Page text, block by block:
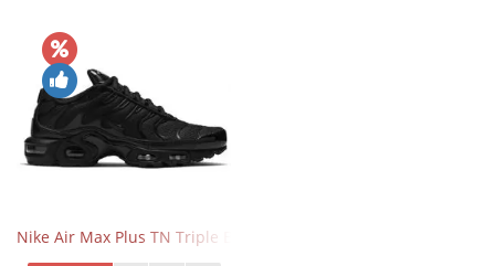
Nike Air Max Plus TN Triple Black